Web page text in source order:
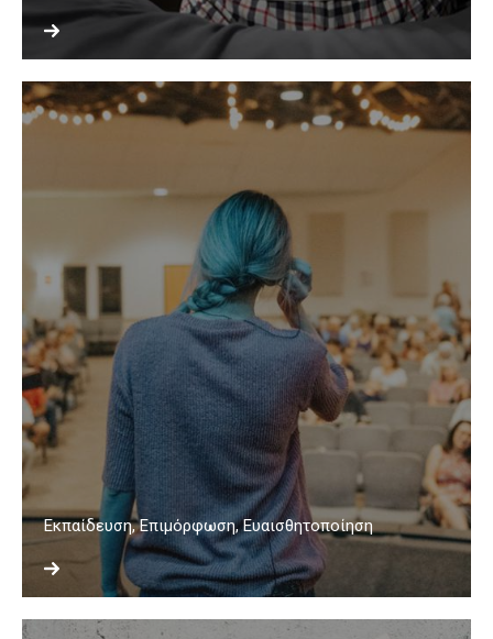
Εκπαίδευση, Επιμόρφωση, Ευαισθητοποίηση